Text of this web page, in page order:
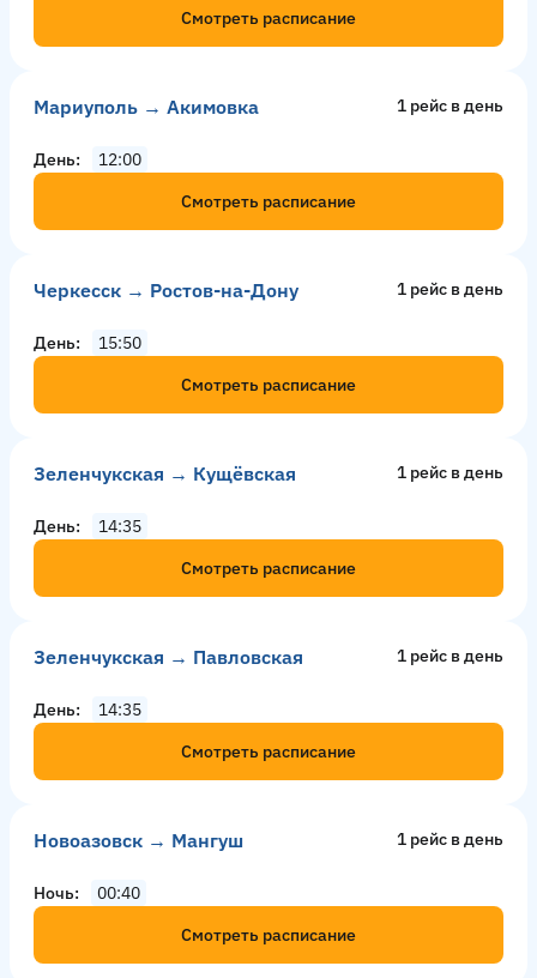
Смотреть расписание
Мариуполь → Акимовка 1 рейс в день
День
12:00
Смотреть расписание
Черкесск → Ростов-на-Дону 1 рейс в день
День
15:50
Смотреть расписание
Зеленчукская → Кущёвская 1 рейс в день
День
14:35
Смотреть расписание
Зеленчукская → Павловская 1 рейс в день
День
14:35
Смотреть расписание
Новоазовск → Мангуш 1 рейс в день
Ночь
00:40
Смотреть расписание